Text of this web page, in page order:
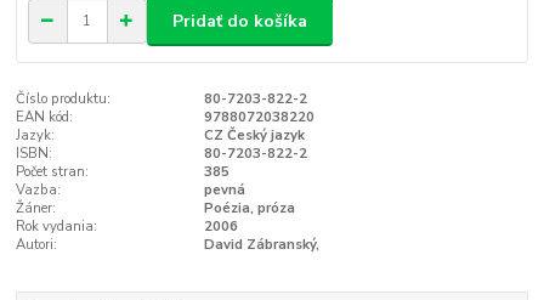
Pridať do košíka
Číslo produktu:
80-7203-822-2
EAN kód:
9788072038220
Jazyk:
CZ Český jazyk
ISBN:
80-7203-822-2
Počet stran:
385
Vazba:
pevná
Žáner:
Poézia, próza
Rok vydania:
2006
Autori:
David Zábranský,